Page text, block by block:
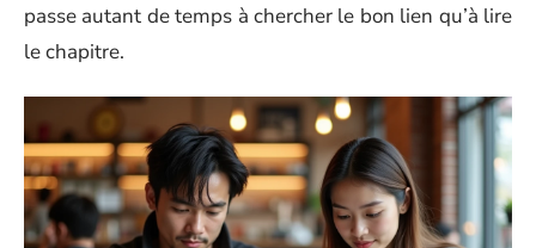
passe autant de temps à chercher le bon lien qu’à lire
le chapitre.